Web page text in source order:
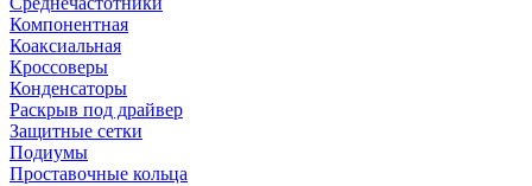
Компонентная
Коаксиальная
Кроссоверы
Конденсаторы
Раскрыв под драйвер
Защитные сетки
Подиумы
Проставочные кольца